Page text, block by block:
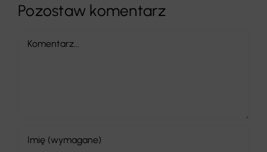
Pozostaw komentarz
Comment